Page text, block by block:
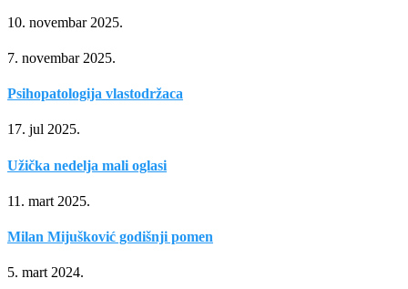
10. novembar 2025.
7. novembar 2025.
Psihopatologija vlastodržaca
17. jul 2025.
Užička nedelja mali oglasi
11. mart 2025.
Milan Mijušković godišnji pomen
5. mart 2024.